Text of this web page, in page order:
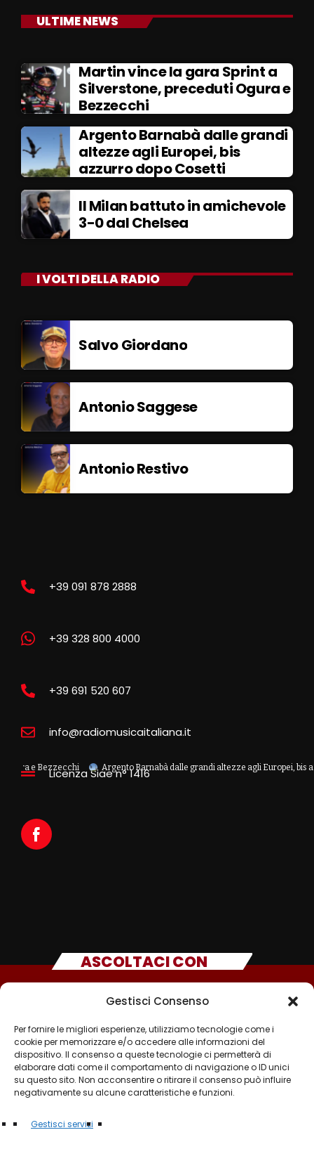
Gestisci Consenso
Per fornire le migliori esperienze, utilizziamo tecnologie come i
cookie per memorizzare e/o accedere alle informazioni del
dispositivo. Il consenso a queste tecnologie ci permetterà di
elaborare dati come il comportamento di navigazione o ID unici
su questo sito. Non acconsentire o ritirare il consenso può influire
negativamente su alcune caratteristiche e funzioni.
Gestisci servizi
ULTIME NEWS
Martin vince la gara Sprint a
Silverstone, preceduti Ogura e
Bezzecchi
Argento Barnabà dalle grandi
altezze agli Europei, bis
azzurro dopo Cosetti
Il Milan battuto in amichevole
3-0 dal Chelsea
I VOLTI DELLA RADIO
Salvo Giordano
Antonio Saggese
Antonio Restivo
Bezzecchi Argento Barnabà dalle grandi altezze agli Europei, bis azzurro
+39 091 878 2888
+39 328 800 4000
+39 691 520 607
info@radiomusicaitaliana.it
Licenza Siae n° 1416
ASCOLTACI CON